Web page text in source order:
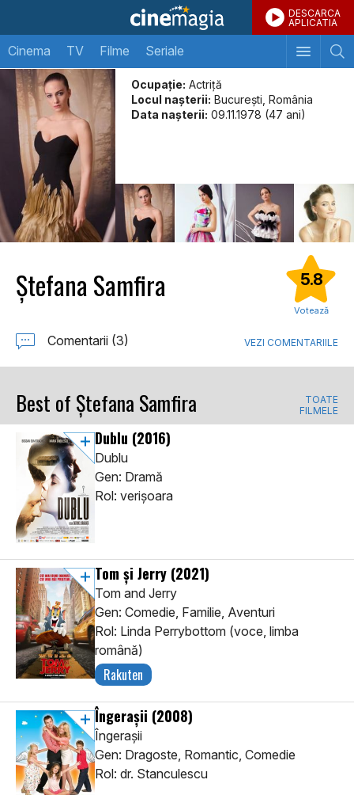
DESCARCA
APLICATIA
Cinema TV Filme Seriale
Ocupație: Actriță
Locul naşterii: București, România
Data naşterii: 09.11.1978 (47 ani)
Ștefana Samfira 5.8
Votează
Comentarii (3) VEZI COMENTARIILE
Best of Ștefana Samfira
TOATE
FILMELE
Dublu (2016)
Dublu
Gen: Dramă
Rol: verișoara
Tom și Jerry (2021)
Tom and Jerry
Gen: Comedie, Familie, Aventuri
Rol: Linda Perrybottom (voce, limba
română)
Rakuten
Îngerașii (2008)
Îngerașii
Gen: Dragoste, Romantic, Comedie
Rol: dr. Stanculescu